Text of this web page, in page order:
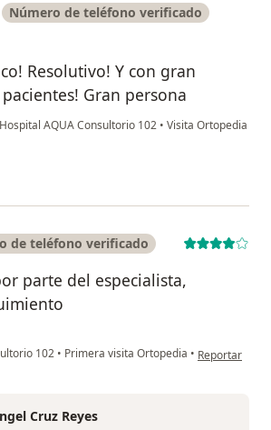
Número de teléfono verificado
Resolutivo! Y con gran
Gran persona
Hospital AQUA Consultorio 102 • Visita Ortopedia
Jcc landeros
de teléfono verificado
parte del especialista,
102 • Primera visita Ortopedia • en opinión
Reportar
Cruz Reyes